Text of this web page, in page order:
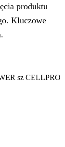
produktu
Kluczowe
sz CELLPRO